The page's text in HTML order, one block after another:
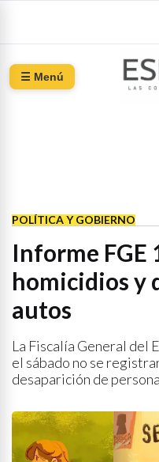
☰ Menú
POLÍTICA Y GOBIERNO
Informe FGE
homicidios y
autos
La Fiscalía General del
el sábado no se
desaparición de